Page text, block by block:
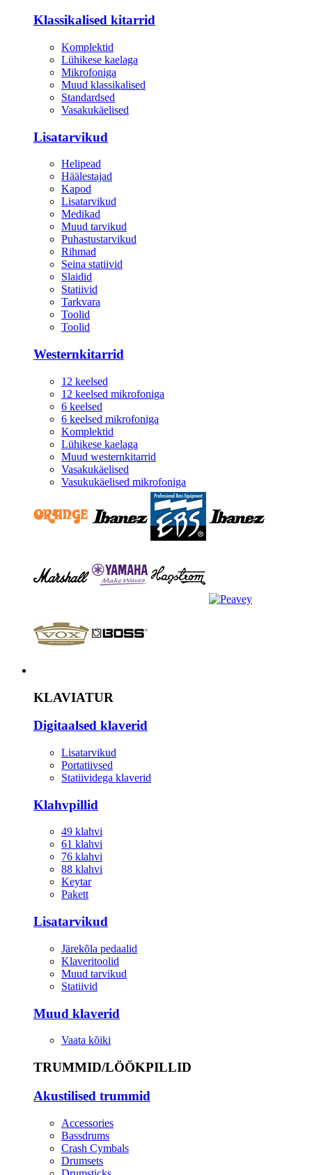
Klassikalised kitarrid
Komplektid
Lühikese kaelaga
Mikrofoniga
Muud klassikalised
Standardsed
Vasakukäelised
Lisatarvikud
Helipead
Häälestajad
Kapod
Lisatarvikud
Medikad
Muud tarvikud
Puhastustarvikud
Rihmad
Seina statiivid
Slaidid
Statiivid
Tarkvara
Toolid
Toolid
Westernkitarrid
12 keelsed
12 keelsed mikrofoniga
6 keelsed
6 keelsed mikrofoniga
Komplektid
Lühikese kaelaga
Muud westernkitarrid
Vasakukäelised
Vasukukäelised mikrofoniga
KLAVIATUR
Digitaalsed klaverid
Lisatarvikud
Portatiivsed
Statiividega klaverid
Klahvpillid
49 klahvi
61 klahvi
76 klahvi
88 klahvi
Keytar
Pakett
Lisatarvikud
Järekõla pedaalid
Klaveritoolid
Muud tarvikud
Statiivid
Muud klaverid
Vaata kõiki
TRUMMID/LÖÖKPILLID
Akustilised trummid
Accessories
Bassdrums
Crash Cymbals
Drumsets